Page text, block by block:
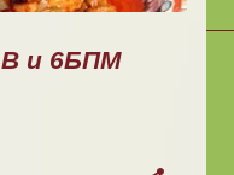
и 6БПМ